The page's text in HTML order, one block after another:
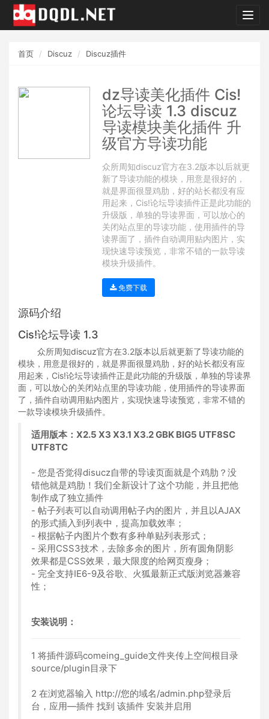
首页 Discuz Discuz插件
dz导读美化插件 Cis!
论坛导读 1.3 discuz
导读模块美化插件 升
级官方导读功能
众所周知discuz官方在3.2版本以后就更
新了导读功能的模块，用意是很好的，
就是界面很显鸡肋，好的站长都没有应
用起来，Cis!论坛导读插件正是此功能的
升级版，单独的导读界面，可以放心的
关闭站点里的导读功能，使用插件的导
读界面了，插件自动调用贴内图片，实
现快速导读预览，非常不错的一款导读
模块升级插件。
免费下载
源码介绍
Cis!论坛导读 1.3
众所周知discuz官方在3.2版本以后就更新了导读功能的
模块，用意是很好的，就是界面很显鸡肋，好的站长都没有应
用起来，Cis!论坛导读插件正是此功能的升级版，单独的导读界
面，可以放心的关闭站点里的导读功能，使用插件的导读界面
了，插件自动调用贴内图片，实现快速导读预览，非常不错的
一款导读模块升级插件。
适用版本：X2.5 X3 X3.1 X3.2 GBK BIG5 UTF8SC
UTF8TC
- 您是否觉得disucz自带的导读页面就是个鸡肋？没
错他就是鸡肋！我们全新设计了这个功能，并且把他
制作成了独立插件
- 帖子列表可以自动调用帖子内的图片，并且以AJAX
的形式插入到列表中，提高加载效率；
- 根据帖子内图片个数有多种单贴列表形式；
- 采用CSS3技术，去除多余的图片，所有圆角阴影
效果都是CSS效果，最大限度的给网页瘦身；
- 完全支持IE6-9及谷歌、火狐最新正式版浏览器兼容
性；
安装说明：
1 将插件源码comeing_guide文件夹传上空间根目录
source/plugin目录下
2 在浏览器输入 http://您的域名/admin.php登录后
台，应用—插件 找到 该插件 安装并启用